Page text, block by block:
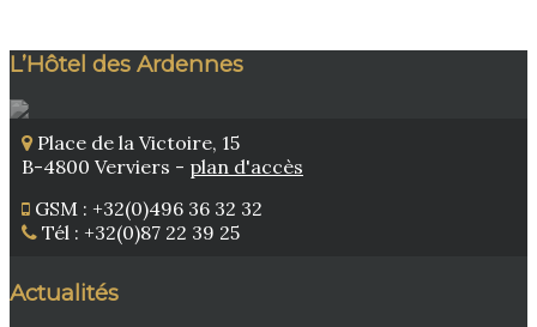
L’Hôtel des Ardennes
Place de la Victoire, 15
B-4800 Verviers - plan d'accès
GSM : +32(0)496 36 32 32
Tél : +32(0)87 22 39 25
Actualités